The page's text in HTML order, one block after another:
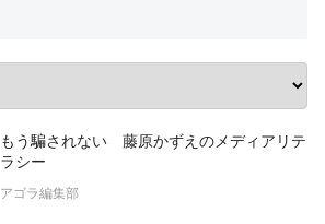
もう騙されない 藤原かずえのメディアリテ
ラシー
アゴラ編集部